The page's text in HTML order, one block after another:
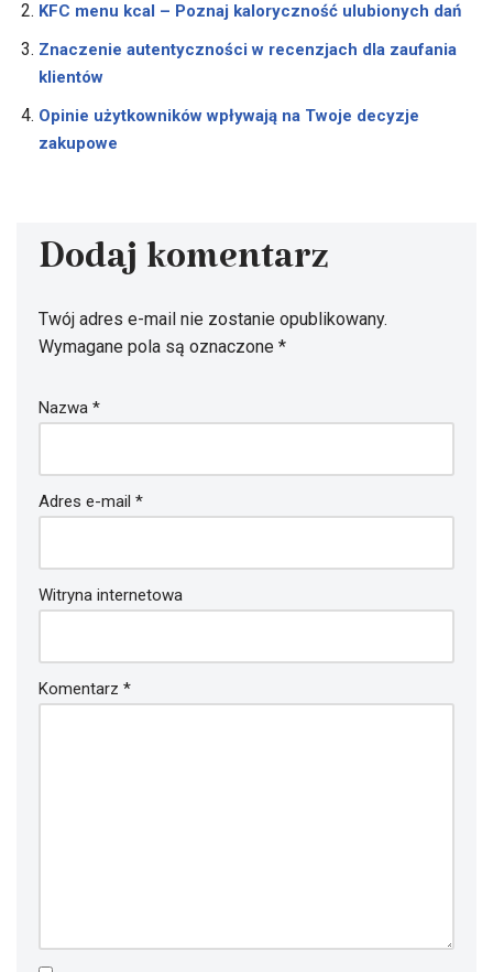
KFC menu kcal – Poznaj kaloryczność ulubionych dań
Znaczenie autentyczności w recenzjach dla zaufania
klientów
Opinie użytkowników wpływają na Twoje decyzje
zakupowe
Dodaj komentarz
Twój adres e-mail nie zostanie opublikowany.
Wymagane pola są oznaczone *
Nazwa *
Adres e-mail *
Witryna internetowa
Komentarz *